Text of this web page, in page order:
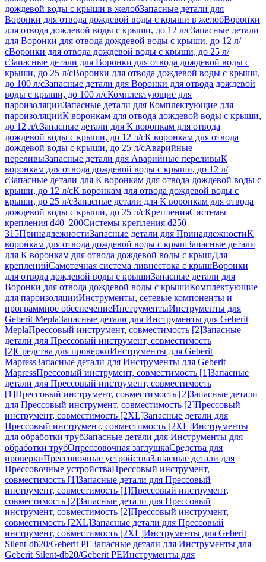
дождевой воды с крыши в желобЗапасные детали для
Воронки для отвода дождевой воды с крыши в желобВоронки
для отвода дождевой воды с крыши, до 12 л/сЗапасные детали
для Воронки для отвода дождевой воды с крыши, до 12 л/
сВоронки для отвода дождевой воды с крыши, до 25 л/
сЗапасные детали для Воронки для отвода дождевой воды с
крыши, до 25 л/сВоронки для отвода дождевой воды с крыши,
до 100 л/сЗапасные детали для Воронки для отвода дождевой
воды с крыши, до 100 л/сКомплектующие для
пароизоляцииЗапасные детали для Комплектующие для
пароизоляцииК воронкам для отвода дождевой воды с крыши,
до 12 л/сЗапасные детали для К воронкам для отвода
дождевой воды с крыши, до 12 л/сК воронкам для отвода
дождевой воды с крыши, до 25 л/сАварийные
переливыЗапасные детали для Аварийные переливыК
воронкам для отвода дождевой воды с крыши, до 12 л/
сЗапасные детали для К воронкам для отвода дождевой воды с
крыши, до 12 л/сК воронкам для отвода дождевой воды с
крыши, до 25 л/сЗапасные детали для К воронкам для отвода
дождевой воды с крыши, до 25 л/сКрепленияСистемы
крепления d40–200Системы крепления d250–
315ПринадлежностиЗапасные детали для ПринадлежностиК
воронкам для отвода дождевой воды с крышЗапасные детали
для К воронкам для отвода дождевой воды с крышДля
крепленийСамотечная система ливнестока с крышВоронки
для отвода дождевой воды с крышиЗапасные детали для
Воронки для отвода дождевой воды с крышиКомплектующие
для пароизоляцииИнструменты, сетевые компоненты и
программное обеспечениеИнструментыИнструменты для
Geberit MeplaЗапасные детали для Инструменты для Geberit
MeplaПрессовый инструмент, совместимость [2]Запасные
детали для Прессовый инструмент, совместимость
[2]Средства для проверкиИнструменты для Geberit
MapressЗапасные детали для Инструменты для Geberit
MapressПрессовый инструмент, совместимость [1]Запасные
детали для Прессовый инструмент, совместимость
[1]Прессовый инструмент, совместимость [2]Запасные детали
для Прессовый инструмент, совместимость [2]Прессовый
инструмент, совместимость [2XL]Запасные детали для
Прессовый инструмент, совместимость [2XL]Инструменты
для обработки трубЗапасные детали для Инструменты для
обработки трубОпрессовочная заглушкаСредства для
проверкиПрессовочные устройстваЗапасные детали для
Прессовочные устройстваПрессовый инструмент,
совместимость [1]Запасные детали для Прессовый
инструмент, совместимость [1]Прессовый инструмент,
совместимость [2]Запасные детали для Прессовый
инструмент, совместимость [2]Прессовый инструмент,
совместимость [2XL]Запасные детали для Прессовый
инструмент, совместимость [2XL]Инструменты для Geberit
Silent-db20/Geberit PEЗапасные детали для Инструменты для
Geberit Silent-db20/Geberit PEИнструменты для